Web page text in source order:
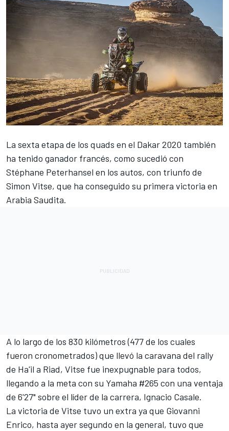
La sexta etapa de los quads en el Dakar 2020 también
ha tenido ganador francés, como sucedió con
Stéphane Peterhansel en los autos, con triunfo de
Simon Vitse, que ha conseguido su primera victoria en
Arabia Saudita.
A lo largo de los 830 kilómetros (477 de los cuales
fueron cronometrados) que llevó la caravana del rally
de Ha'il a Riad, Vitse fue inexpugnable para todos,
llegando a la meta con su Yamaha #265 con una ventaja
de 6'27" sobre el líder de la carrera, Ignacio Casale.
La victoria de Vitse tuvo un extra ya que Giovanni
Enrico, hasta ayer segundo en la general, tuvo que